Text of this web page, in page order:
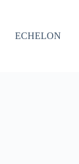
ECHELON